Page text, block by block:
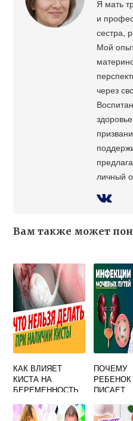
Я мать
и
сестра,
Мой
через
личный
Вам также может
КАК ВЛИЯЕТ
КИСТА НА
БЕРЕМЕННОСТЬ
ПОЧЕМУ
ПИСАЕТ